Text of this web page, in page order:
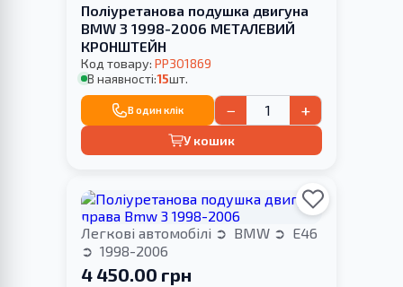
Поліуретанова подушка двигуна
BMW 3 1998-2006 МЕТАЛЕВИЙ
КРОНШТЕЙН
Код товару: PP301869
В наявності:15шт.
В один клік − +
У кошик
Легкові автомобілі BMW
E46
1998-2006
4 450.00 грн